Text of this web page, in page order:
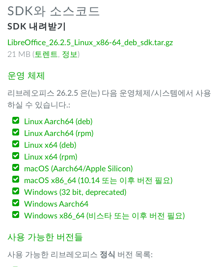
SDK와 소스코드
SDK 내려받기
LibreOffice_26.2.5_Linux_x86-64_deb_sdk.tar.gz
21 MB ( 토렌트, 정보 )
운영 체제
리브레오피스 26.2.5 은(는) 다음 운영체제/시스템에서 사용
하실 수 있습니다.:
Linux Aarch64 (deb)
Linux Aarch64 (rpm)
Linux x64 (deb)
Linux x64 (rpm)
macOS (Aarch64/Apple Silicon)
macOS x86_64 (10.14 또는 이후 버전 필요)
Windows (32 bit, deprecated)
Windows Aarch64
Windows x86_64 (비스타 또는 이후 버전 필요)
사용 가능한 버전들
사용 가능한 리브레오피스 정식 버전 목록: